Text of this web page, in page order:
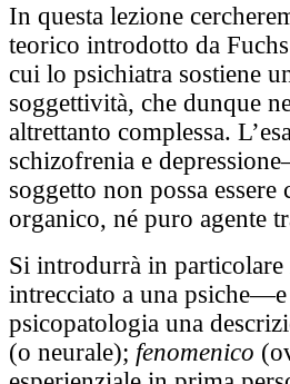
In questa lezione
teorico introdotto da
cui lo psichiatra sostiene
soggettività, che dunque
altrettanto complessa.
schizofrenia e
soggetto non possa
organico, né puro agente
Si introdurrà in
intrecciato a una
psicopatologia una
(o neurale); fenomenico